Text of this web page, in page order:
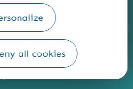
all cookies
SOMMES-NOUS ?